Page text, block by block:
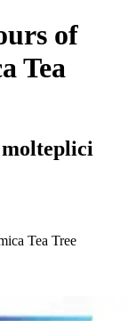
of
Tea
Tea Tree